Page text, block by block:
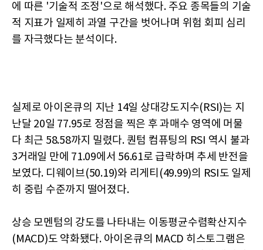
에 따른 '기술적 조정'으로 해석했다. 주요 종목들의 기술
적 지표가 일제히 과열 구간을 벗어나며 위험 회피 심리
를 자극했다는 분석이다.
실제로 아이온큐의 지난 14일 상대강도지수(RSI)는 지
난달 20일 77.95로 정점을 찍은 후 과매수 영역에 머물
다 최근 58.58까지 밀렸다. 퀀텀 컴퓨팅의 RSI 역시 불과
3거래일 만에 71.09에서 56.61로 급락하며 추세 반전을
보였다. 디웨이브(50.19)와 리게티(49.99)의 RSI도 일제
히 중립 수준까지 떨어졌다.
상승 모멘텀의 강도를 나타내는 이동평균수렴확산지수
(MACD)도 약화됐다. 아이온큐의 MACD 히스토그램은